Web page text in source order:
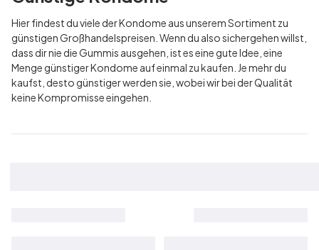
Hier findest du viele der Kondome aus unserem Sortiment zu
günstigen Großhandelspreisen. Wenn du also sichergehen willst,
dass dir nie die Gummis ausgehen, ist es eine gute Idee, eine
Menge günstiger Kondome auf einmal zu kaufen. Je mehr du
kaufst, desto günstiger werden sie, wobei wir bei der Qualität
keine Kompromisse eingehen.